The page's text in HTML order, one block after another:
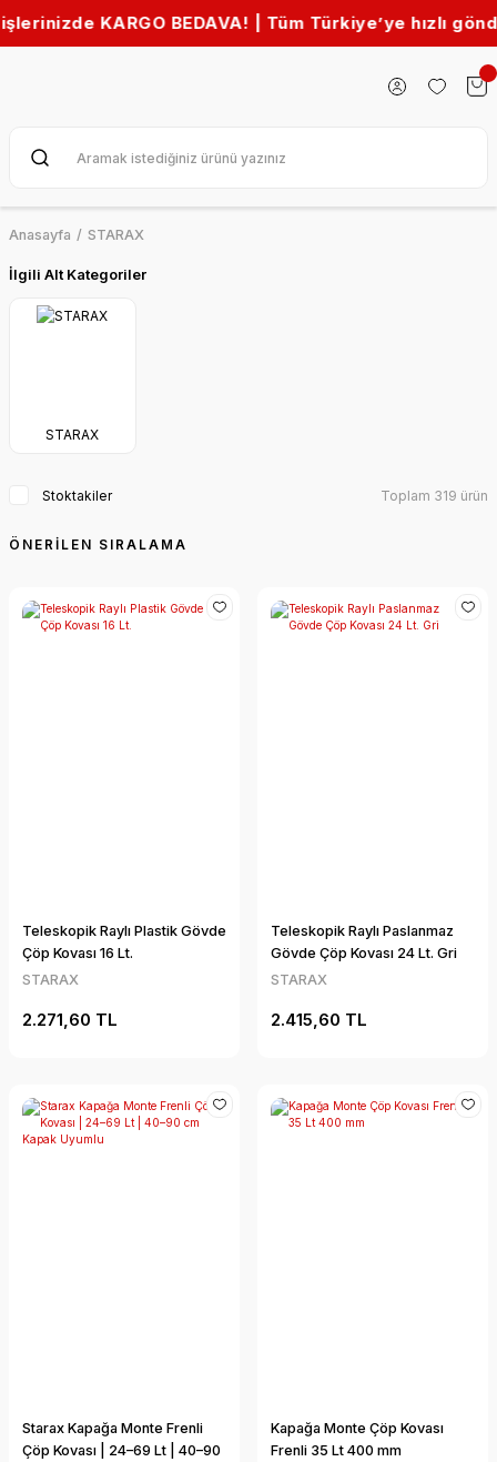
KARGO BEDAVA! | Tüm Türkiye’ye hızlı gönderim
Anasayfa STARAX
İlgili Alt Kategoriler
STARAX
Stoktakiler Toplam 319 ürün
Teleskopik Raylı Plastik Gövde
Çöp Kovası 16 Lt.
STARAX
2.271,60 TL
Teleskopik Raylı Paslanmaz
Gövde Çöp Kovası 24 Lt. Gri
STARAX
2.415,60 TL
Starax Kapağa Monte Frenli
Çöp Kovası | 24–69 Lt | 40–90
Kapağa Monte Çöp Kovası
Frenli 35 Lt 400 mm